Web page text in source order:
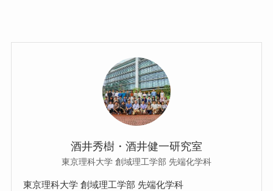
酒井秀樹・酒井健一研究室
東京理科大学 創域理工学部 先端化学科
東京理科大学 創域理工学部 先端化学科